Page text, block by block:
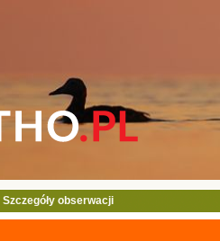
Szczegóły obserwacji